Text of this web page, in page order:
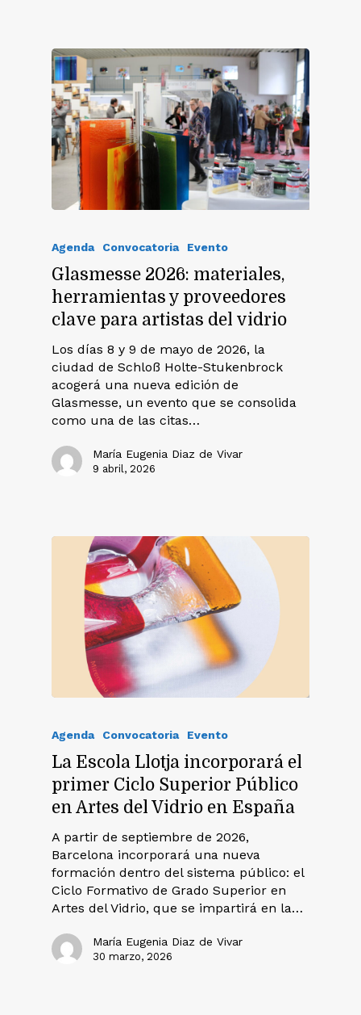
Agenda Convocatoria Evento
Glasmesse 2026: materiales,
herramientas y proveedores
clave para artistas del vidrio
Los días 8 y 9 de mayo de 2026, la
ciudad de Schloß Holte-Stukenbrock
acogerá una nueva edición de
Glasmesse, un evento que se consolida
como una de las citas…
María Eugenia Diaz de Vivar
9 abril, 2026
Agenda Convocatoria Evento
La Escola Llotja incorporará el
primer Ciclo Superior Público
en Artes del Vidrio en España
A partir de septiembre de 2026,
Barcelona incorporará una nueva
formación dentro del sistema público: el
Ciclo Formativo de Grado Superior en
Artes del Vidrio, que se impartirá en la…
María Eugenia Diaz de Vivar
30 marzo, 2026